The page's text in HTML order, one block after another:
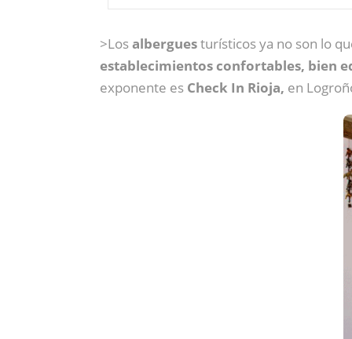
>Losalberguesturísticos ya no son lo
establecimientos confortables, bien
exponente es Check In Rioja, en